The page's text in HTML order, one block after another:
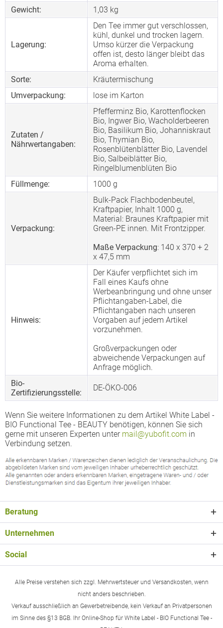
Gewicht:
1,03 kg
Lagerung:
Den Tee immer gut verschlossen,
kühl, dunkel und trocken lagern.
Umso kürzer die Verpackung
offen ist, desto länger bleibt das
Aroma erhalten.
Sorte:
Kräutermischung
Umverpackung:
lose im Karton
Zutaten /
Nährwertangaben:
Pfefferminz Bio, Karottenflocken
Bio, Ingwer Bio, Wacholderbeeren
Bio, Basilikum Bio, Johanniskraut
Bio, Thymian Bio,
Rosenblütenblätter Bio, Lavendel
Bio, Salbeiblätter Bio,
Ringelblumenblüten Bio
Füllmenge:
1000 g
Verpackung:
Bulk-Pack Flachbodenbeutel,
Kraftpapier, Inhalt 1000 g,
Material: Braunes Kraftpapier mit
Green-PE innen. Mit Frontzipper.
Maße Verpackung: 140 x 370 + 2
x 47,5 mm
Hinweis:
Der Käufer verpflichtet sich im
Fall eines Kaufs ohne
Werbeanbringung und ohne unser
Pflichtangaben-Label, die
Pflichtangaben nach unseren
Vorgaben auf jedem Artikel
vorzunehmen.
Großverpackungen oder
abweichende Verpackungen auf
Anfrage möglich.
Bio-
Zertifizierungsstelle:
DE-ÖKO-006
Wenn Sie weitere Informationen zu dem Artikel White Label -
BIO Functional Tee - BEAUTY benötigen, können Sie sich
gerne mit unseren Experten unter mail@yubofit.com in
Verbindung setzen.
Beratung
Unternehmen
Social
Alle Preise verstehen sich zzgl. Mehrwertsteuer und Versandkosten, wenn
nicht anders beschrieben.
Verkauf ausschließlich an Gewerbetreibende, kein Verkauf an Privatpersonen
im Sinne des §13 BGB. Ihr Online-Shop für White Label - BIO Functional Tee -